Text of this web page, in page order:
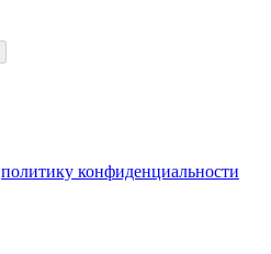
политику конфиденциальности